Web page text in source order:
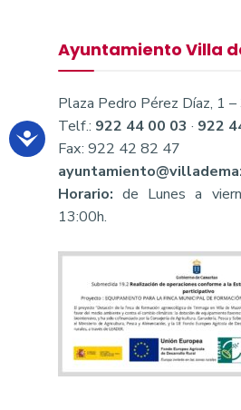
Ayuntamiento Villa
Plaza Pedro Pérez Díaz, 1
Telf.: 922 44 00 03 · 922
Fax: 922 42 82 47
Horario: de Lunes a
13:00h.